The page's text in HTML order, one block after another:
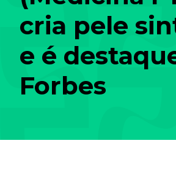
cria pele
e é
Forbes